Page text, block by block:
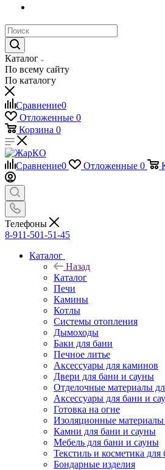
Каталог
По всему сайту
По каталогу
Сравнение0
Отложенные 0
Корзина 0
Сравнение0 Отложенные 0
Телефоны
8-911-501-51-45
Каталог
Назад
Каталог
Печи
Камины
Котлы
Системы отопления
Дымоходы
Баки для бани
Печное литье
Аксессуары для каминов
Двери для бани и сауны
Отделочные материалы
Аксессуары для бани и
Готовка на огне
Изоляционные материалы
Камни для бани и сауны
Мебель для бани и сауны
Текстиль и косметика
Бондарные изделия